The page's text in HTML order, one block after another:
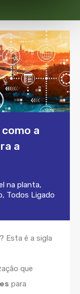
a
a
na planta,
, Todos Ligado
? Esta é a sigla
que
para